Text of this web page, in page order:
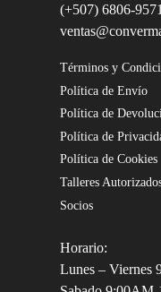
(+507) 6806-9571
Términos y
Política de Envío
Política de
Política de
Política de Cookies
Talleres
Socios
Horario:
Lunes – Viernes